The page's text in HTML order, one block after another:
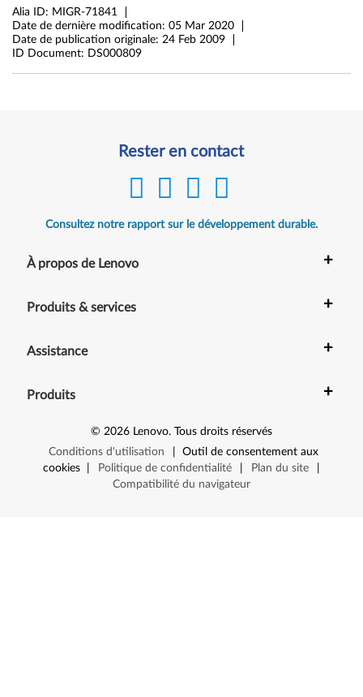
5
8
o
3
0
Alia ID: MIGR-71841
Date de dernière modification: 05 Mar 2020
Date de publication originale: 24 Feb 2009
ID Document: DS000809
Rester en contact
Consultez notre rapport sur le développement durable.
À propos de Lenovo +
Produits & services +
Assistance +
Produits +
© 2026 Lenovo. Tous droits réservés
Conditions d'utilisation
Outil de consentement aux
cookies
Politique de confidentialité Plan du site
Compatibilité du navigateur